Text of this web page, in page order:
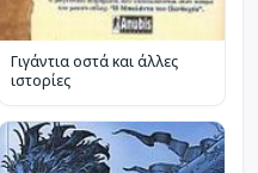
Γιγάντια οστά και άλλες
ιστορίες